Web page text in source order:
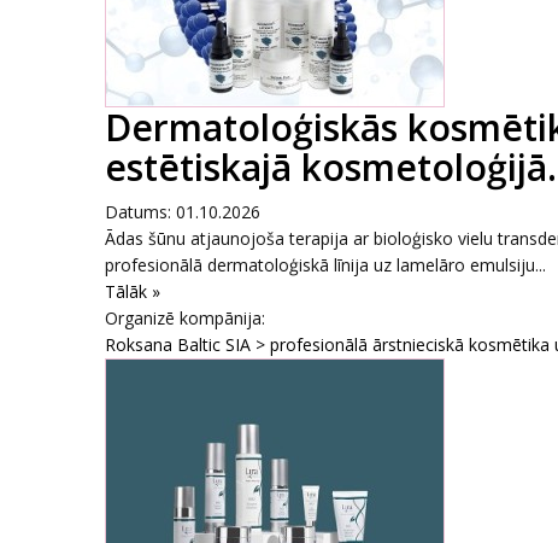
Dermatoloģiskās
estētiskajā
Datums: 01.10.2026
Ādas šūnu atjaunojoša terapija ar bioloģisko vielu
profesionālā dermatoloģiskā līnija uz lamelāro emulsiju...
Tālāk »
Organizē kompānija:
Roksana Baltic SIA > profesionālā ārstnieciskā kosmētika